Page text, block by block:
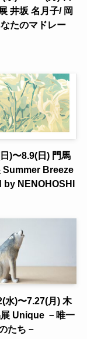
井坂 名月子/ 岡
たのマドレー
)〜8.9(日) 門馬
Summer Breeze
NENOHOSHI
水)〜7.27(月) 木
Unique －唯一
たち－